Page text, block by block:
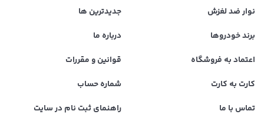
نوار ضد لغزش
جدیدترین ها
برند خودروها
درباره ما
اعتماد به فروشگاه
قوانین و مقررات
کارت به کارت
شماره حساب
تماس با ما
راهنمای ثبت نام در سایت